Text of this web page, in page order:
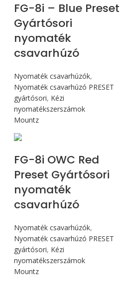
FG-8i – Blue Preset
Gyártósori
nyomaték
csavarhúzó
Nyomaték csavarhúzók,
Nyomaték csavarhúzó PRESET
gyártósori, Kézi
nyomatékszerszámok
Mountz
FG-8i OWC Red
Preset Gyártósori
nyomaték
csavarhúzó
Nyomaték csavarhúzók,
Nyomaték csavarhúzó PRESET
gyártósori, Kézi
nyomatékszerszámok
Mountz